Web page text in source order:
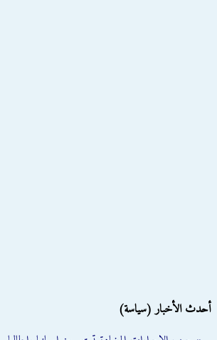
أحدث الأخبار (سياسة)